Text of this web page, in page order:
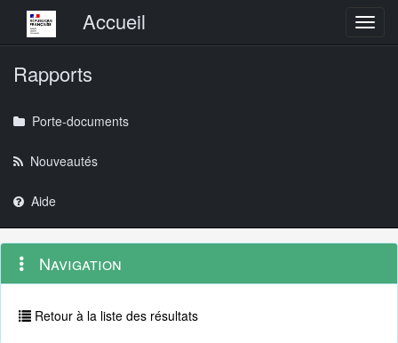
Menu principalAccueil
Rapports
Porte-documents
Nouveautés
Aide
Navigation
outils
Menu
contextuel
Navigation
Retour à la liste des résultats